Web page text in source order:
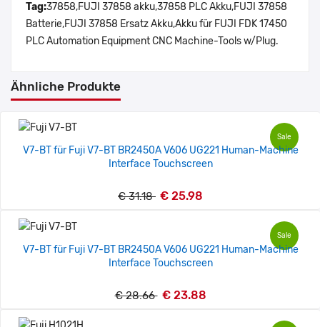
Tag:37858,FUJI 37858 akku,37858 PLC Akku,FUJI 37858
Batterie,FUJI 37858 Ersatz Akku,Akku für FUJI FDK 17450
PLC Automation Equipment CNC Machine-Tools w/Plug.
Ähnliche Produkte
Sale
V7-BT für Fuji V7-BT BR2450A V606 UG221 Human-Machine
Interface Touchscreen
€ 31.18 € 25.98
Sale
V7-BT für Fuji V7-BT BR2450A V606 UG221 Human-Machine
Interface Touchscreen
€ 28.66 € 23.88